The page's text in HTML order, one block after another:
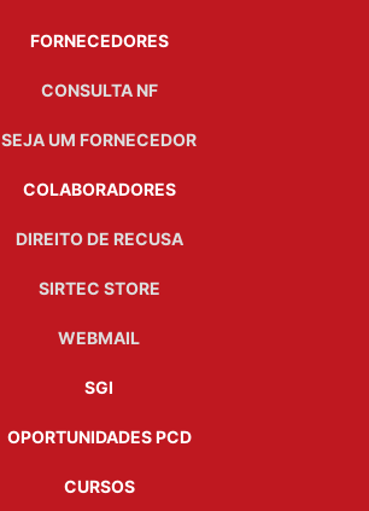
FORNECEDORES
CONSULTA NF
SEJA UM FORNECEDOR
COLABORADORES
DIREITO DE RECUSA
SIRTEC STORE
WEBMAIL
SGI
OPORTUNIDADES PCD
CURSOS